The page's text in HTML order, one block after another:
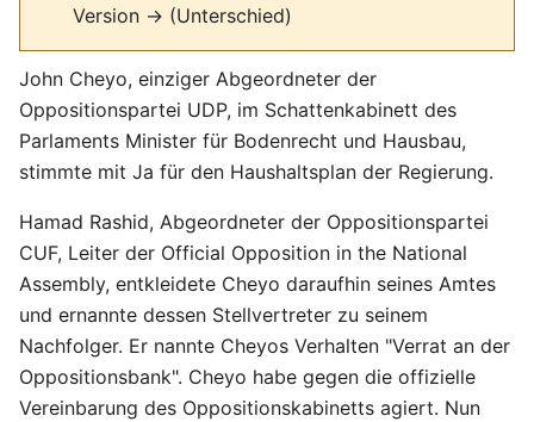
Version → (Unterschied)
John Cheyo, einziger Abgeordneter der
Oppositionspartei UDP, im Schattenkabinett des
Parlaments Minister für Bodenrecht und Hausbau,
stimmte mit Ja für den Haushaltsplan der Regierung.
Hamad Rashid, Abgeordneter der Oppositionspartei
CUF, Leiter der Official Opposition in the National
Assembly, entkleidete Cheyo daraufhin seines Amtes
und ernannte dessen Stellvertreter zu seinem
Nachfolger. Er nannte Cheyos Verhalten "Verrat an der
Oppositionsbank". Cheyo habe gegen die offizielle
Vereinbarung des Oppositionskabinetts agiert. Nun